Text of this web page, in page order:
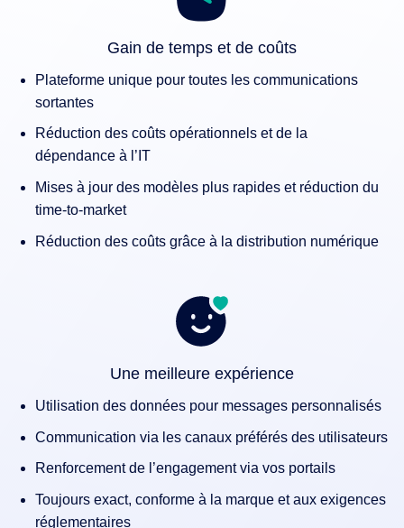
Gain de temps et de coûts
Plateforme unique pour toutes les communications
sortantes
Réduction des coûts opérationnels et de la
dépendance à l’IT
Mises à jour des modèles plus rapides et réduction du
time-to-market
Réduction des coûts grâce à la distribution numérique
Une meilleure expérience
Utilisation des données pour messages personnalisés
Communication via les canaux préférés des utilisateurs
Renforcement de l’engagement via vos portails
Toujours exact, conforme à la marque et aux exigences
réglementaires